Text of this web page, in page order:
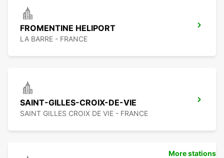
FROMENTINE HELIPORT
LA BARRE - FRANCE
SAINT-GILLES-CROIX-DE-VIE
SAINT GILLES CROIX DE VIE - FRANCE
More stations